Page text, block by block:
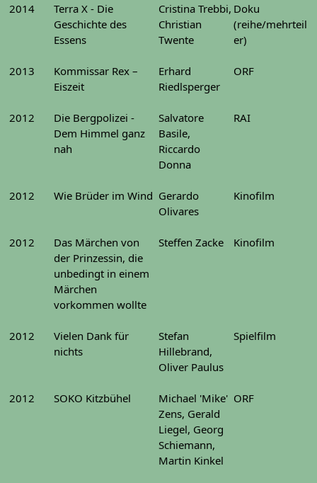
2014
Terra X - Die
Geschichte des
Essens
Cristina Trebbi,
Christian
Twente
Doku
(reihe/mehrteil
er)
2013
Kommissar Rex –
Eiszeit
Erhard
Riedlsperger
ORF
2012
Die Bergpolizei -
Dem Himmel ganz
nah
Salvatore
Basile,
Riccardo
Donna
RAI
2012 Wie Brüder im Wind Gerardo
Olivares
Kinofilm
2012
Das Märchen von
der Prinzessin, die
unbedingt in einem
Märchen
vorkommen wollte
Steffen Zacke Kinofilm
2012
Vielen Dank für
nichts
Stefan
Hillebrand,
Oliver Paulus
Spielfilm
2012 SOKO Kitzbühel
Michael 'Mike'
Zens, Gerald
Liegel, Georg
Schiemann,
Martin Kinkel
ORF